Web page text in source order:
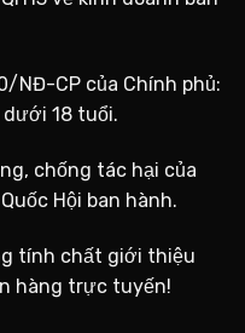
NĐ-CP của Chính phủ:
18 tuổi.
chống tác hại của
Hội ban hành.
tính chất giới thiệu
hàng trực tuyến!